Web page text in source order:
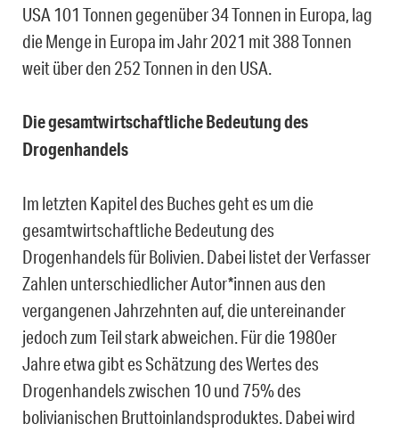
USA 101 Tonnen gegenüber 34 Tonnen in Europa, lag
die Menge in Europa im Jahr 2021 mit 388 Tonnen
weit über den 252 Tonnen in den USA.
Die gesamtwirtschaftliche Bedeutung des
Drogenhandels
Im letzten Kapitel des Buches geht es um die
gesamtwirtschaftliche Bedeutung des
Drogenhandels für Bolivien. Dabei listet der Verfasser
Zahlen unterschiedlicher Autor*innen aus den
vergangenen Jahrzehnten auf, die untereinander
jedoch zum Teil stark abweichen. Für die 1980er
Jahre etwa gibt es Schätzung des Wertes des
Drogenhandels zwischen 10 und 75% des
bolivianischen Bruttoinlandsproduktes. Dabei wird